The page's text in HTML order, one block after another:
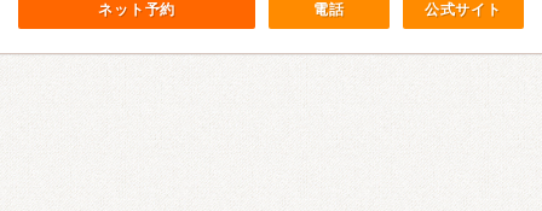
ネット予約 電話 公式サイト